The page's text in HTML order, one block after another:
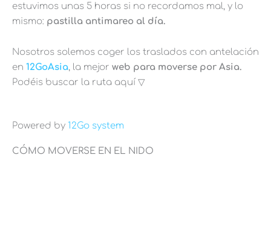
estuvimos unas 5 horas si no recordamos mal, y lo
mismo: pastilla antimareo al día.
Nosotros solemos coger los traslados con antelación
en 12GoAsia, la mejor web para moverse por Asia.
Podéis buscar la ruta aquí ▽
Powered by 12Go system
CÓMO MOVERSE EN EL NIDO